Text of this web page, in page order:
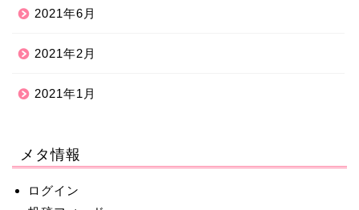
2021年6月
2021年2月
2021年1月
メタ情報
ログイン